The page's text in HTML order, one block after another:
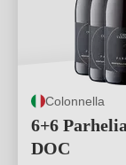
Colonnella
6+6
DOC